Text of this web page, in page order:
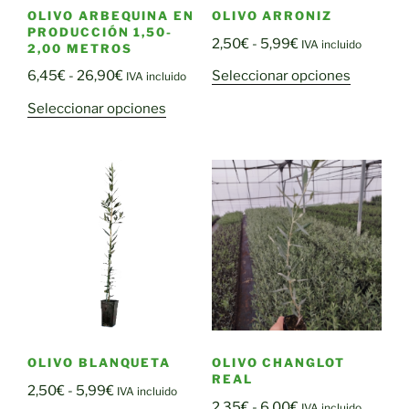
página
producto
de
OLIVO ARBEQUINA EN
PRODUCCIÓN 1,50-
2,00 METROS
6,45€ - 26,90€Rango
precios:
IVA incluido
Seleccionar opciones
múltiples
opciones
pueden
página
de
OLIVO ARRONIZ
2,50€ - 5,99€Rango
precios:
5,99€
IVA incluido
Seleccionar opcionesEste
Las
opciones
se
pueden
elegir
en
la
OLIVO BLANQUETA
2,50€ - 5,99€Rango
IVA incluido
OLIVO CHANGLOT
REAL